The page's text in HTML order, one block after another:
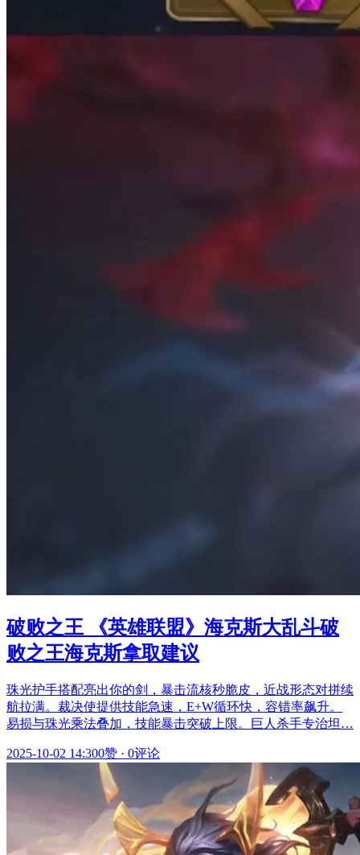
破败之王 《英雄联盟》海克斯大乱斗破
败之王海克斯拿取建议
珠光护手搭配亮出你的剑，暴击流核秒脆皮，近战形态对拼续
航拉满。裁决使提供技能急速，E+W循环快，容错率飙升。
易损与珠光乘法叠加，技能暴击突破上限。巨人杀手专治坦…
2025-10-02 14:300赞 · 0评论